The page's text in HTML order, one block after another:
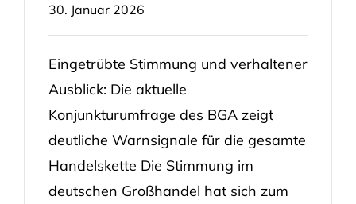
30. Januar 2026
Eingetrübte Stimmung und verhaltener
Ausblick: Die aktuelle
Konjunkturumfrage des BGA zeigt
deutliche Warnsignale für die gesamte
Handelskette Die Stimmung im
deutschen Großhandel hat sich zum